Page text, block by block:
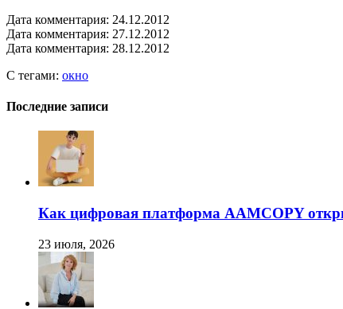
Дата комментария: 24.12.2012
Дата комментария: 27.12.2012
Дата комментария: 28.12.2012
С тегами: окно
Последние записи
Как цифровая платформа AAMCOPY
23 июля, 2026